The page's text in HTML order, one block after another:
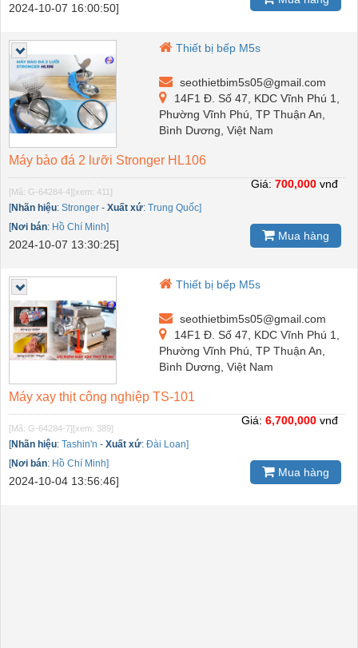
2024-10-07 16:00:50]
Thiết bị bếp M5s
seothietbim5s05@gmail.com
14F1 Đ. Số 47, KDC Vĩnh Phú 1,
Phường Vĩnh Phú, TP Thuận An,
Bình Dương, Việt Nam
Máy bào đá 2 lưỡi Stronger HL106
[Mã: G-64284-4][xem: 411]
[Nhãn hiệu: Stronger - Xuất xứ: Trung Quốc]
[Nơi bán: Hồ Chí Minh]
2024-10-07 13:30:25]
Giá: 700,000 vnđ
Mua hàng
Thiết bị bếp M5s
seothietbim5s05@gmail.com
14F1 Đ. Số 47, KDC Vĩnh Phú 1,
Phường Vĩnh Phú, TP Thuận An,
Bình Dương, Việt Nam
Máy xay thịt công nghiệp TS-101
[Mã: G-64284-7][xem: 389]
[Nhãn hiệu: Tashin'n - Xuất xứ: Đài Loan]
[Nơi bán: Hồ Chí Minh]
2024-10-04 13:56:46]
Giá: 6,700,000 vnđ
Mua hàng